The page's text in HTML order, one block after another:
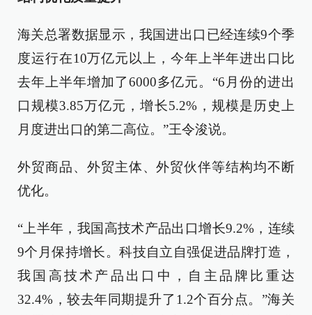
海关总署数据显示，我国进出口已经连续9个季
度运行在10万亿元以上，今年上半年进出口比
去年上半年增加了6000多亿元。“6月份的进出
口规模3.85万亿元，增长5.2%，规模是历史上
月度进出口的第二高位。”王令浚说。
外贸商品、外贸主体、外贸伙伴等结构均不断
优化。
“上半年，我国高技术产品出口增长9.2%，连续
9个月保持增长。科技自立自强促进品牌打造，
我国高技术产品出口中，自主品牌比重达
32.4%，较去年同期提升了1.2个百分点。”海关